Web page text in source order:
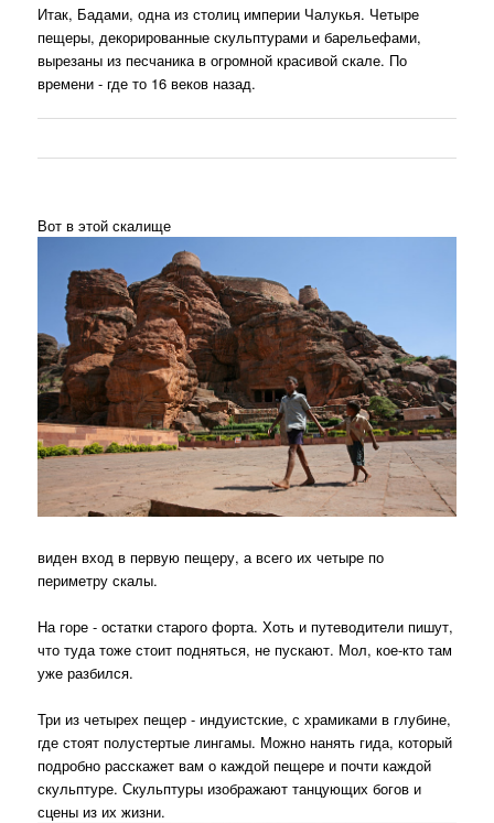
Итак, Бадами, одна из столиц империи Чалукья. Четыре
пещеры, декорированные скульптурами и барельефами,
вырезаны из песчаника в огромной красивой скале. По
времени - где то 16 веков назад.
Вот в этой скалище
виден вход в первую пещеру, а всего их четыре по
периметру скалы.
На горе - остатки старого форта. Хоть и путеводители пишут,
что туда тоже стоит подняться, не пускают. Мол, кое-кто там
уже разбился.
Три из четырех пещер - индуистские, с храмиками в глубине,
где стоят полустертые лингамы. Можно нанять гида, который
подробно расскажет вам о каждой пещере и почти каждой
скульптуре. Скульптуры изображают танцующих богов и
сцены из их жизни.